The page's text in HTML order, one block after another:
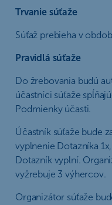
Trvanie súťaže
Súťaž prebieha v
Pravidlá súťaže
Do žrebovania budú
účastníci súťaže
Podmienky účasti.
Účastník súťaže bude
vyplnenie Dotazníka
Dotazník vyplní.
vyžrebuje 3 výhercov.
Organizátor súťaže